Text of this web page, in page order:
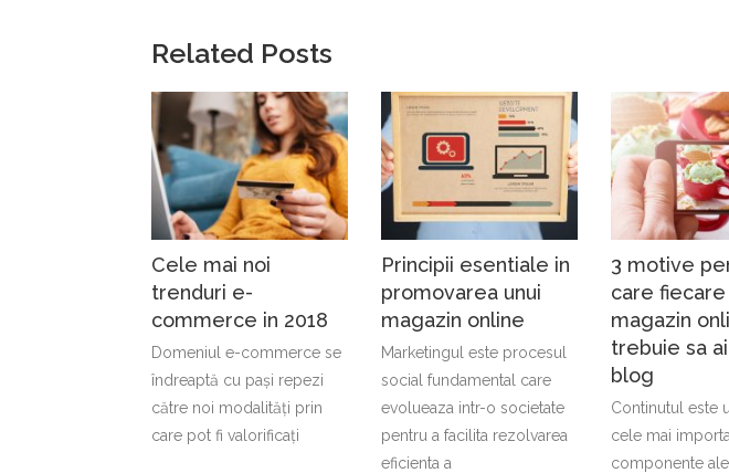
Related Posts
Cele mai noi
trenduri e-
commerce in 2018
Domeniul e-commerce se
îndreaptă cu pași repezi
către noi modalități prin
care pot fi valorificați
Principii esentiale in
promovarea unui
magazin online
Marketingul este procesul
social fundamental care
evolueaza intr-o societate
pentru a facilita rezolvarea
eficienta a
3 motive
care fiecare
magazin
trebuie sa
blog
Continutul este
cele mai
componente ale